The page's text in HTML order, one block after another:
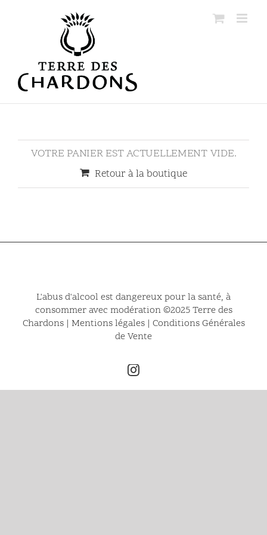
VOTRE PANIER EST ACTUELLEMENT VIDE.
Retour à la boutique
L'abus d'alcool est dangereux pour la santé, à
consommer avec modération ©2025 Terre des
Chardons | Mentions légales | Conditions Générales
de Vente
Instagram